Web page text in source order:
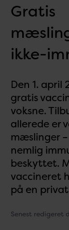
Gratis
ikke-
Den 1.
gratis
voksne.
allerede er
mæslinger
nemlig
beskyttet.
vaccineret
på en
Senest redigeret